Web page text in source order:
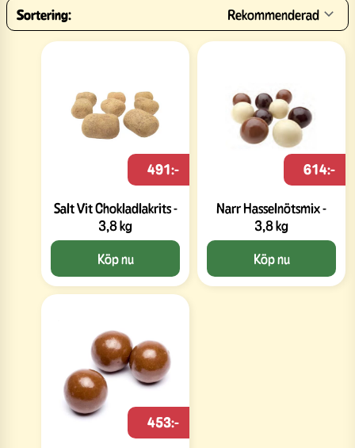
Sortering: Rekommenderad
Salt Vit Chokladlakrits -
3,8 kg
491:-
Köp nu
Narr Hasselnötsmix -
3,8 kg
614:-
Köp nu
453:-